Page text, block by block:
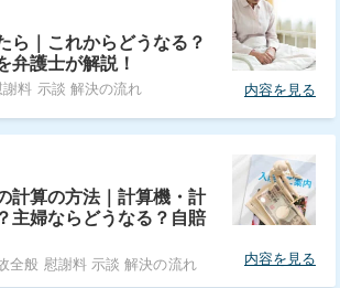
ら｜これからどうなる？
弁護士が解説！
謝料 示談 解決の流れ 内容を見る
計算の方法｜計算機・計
主婦ならどうなる？自賠
全般 慰謝料 示談 解決の流れ 内容を見る